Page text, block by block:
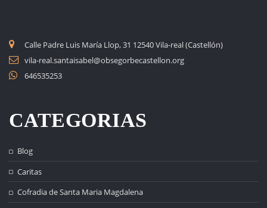
Calle Padre Luis María Llop, 31 12540 Vila-real (Castellón)
vila-real.santaisabel@obsegorbecastellon.org
646535253
CATEGORIAS
Blog
Caritas
Cofradia de Santa Maria Magdalena